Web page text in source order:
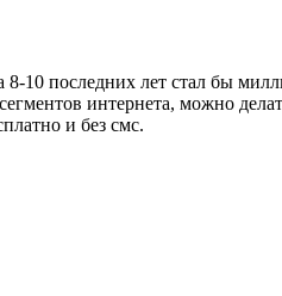
10 последних лет стал бы
интернета, можно
и без смс.